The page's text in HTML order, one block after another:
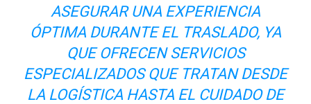
ASEGURAR UNA EXPERIENCIA
ÓPTIMA DURANTE EL TRASLADO, YA
QUE OFRECEN SERVICIOS
ESPECIALIZADOS QUE TRATAN DESDE
LA LOGÍSTICA HASTA EL CUIDADO DE